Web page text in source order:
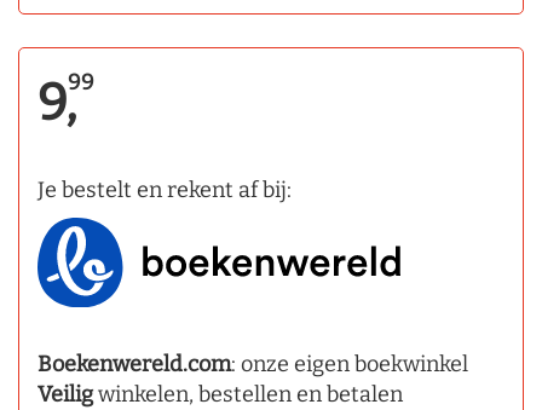
9,99
Je bestelt en rekent af bij:
Boekenwereld.com: onze eigen boekwinkel
Veiligwinkelen, bestellen en betalen